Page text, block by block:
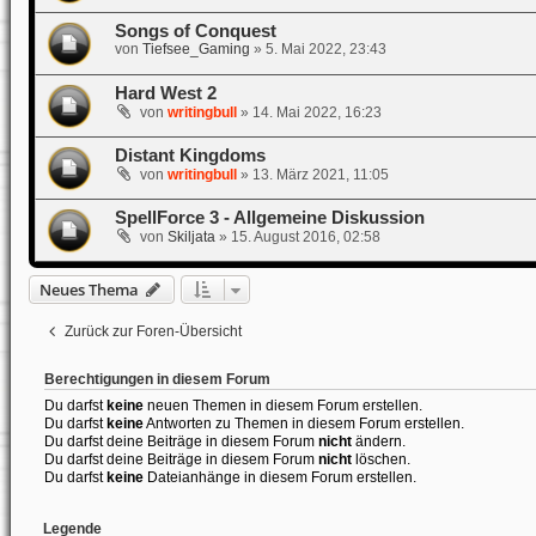
Songs of Conquest
von Tiefsee_Gaming » 5. Mai 2022, 23:43
Hard West 2
von writingbull» 14. Mai 2022, 16:23
Distant Kingdoms
von writingbull» 13. März 2021, 11:05
SpellForce 3 - Allgemeine Diskussion
von Skiljata» 15. August 2016, 02:58
Neues Thema
Zurück zur Foren-Übersicht
Berechtigungen in diesem Forum
Du darfstkeineneuen Themen in diesem Forum erstellen.
Du darfstkeineAntworten zu Themen in diesem Forum erstellen.
Du darfst deine Beiträge in diesem Forum nichtändern.
Du darfst deine Beiträge in diesem Forum nichtlöschen.
Du darfstkeineDateianhänge in diesem Forum erstellen.
Legende